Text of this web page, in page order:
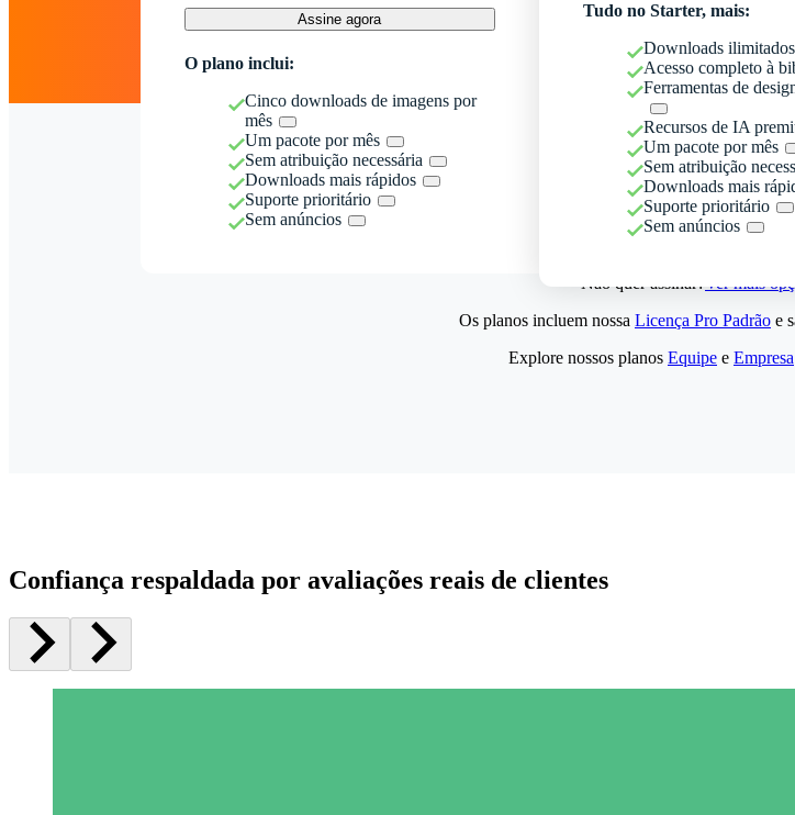
Assine agora
O plano inclui:
Cinco downloads de imagens por
mês
Um pacote por mês
Sem atribuição necessária
Downloads mais rápidos
Suporte prioritário
Sem anúncios
Tudo no Starter, mais:
Downloads ilimitados
Acesso completo à
Ferramentas de
Recursos de IA
Um pacote por mês
Sem atribuição
Downloads mais
Suporte prioritário
Sem anúncios
Não quer assinar?Ver mais
Os planos incluem nossa Licença Pro Padrão e
Explore nossos planos Equipe e Empresa
Confiança respaldada por avaliações reais de clientes